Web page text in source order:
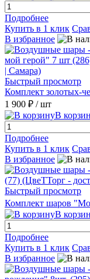
Подробнее
Купить в 1 клик
В избранное
Быстрый просмотр
Комплект золотых-
1 900 ₽ / шт
В
Подробнее
Купить в 1 клик
В избранное
Быстрый просмотр
Комплект шаров
В
Подробнее
Купить в 1 клик
В избранное